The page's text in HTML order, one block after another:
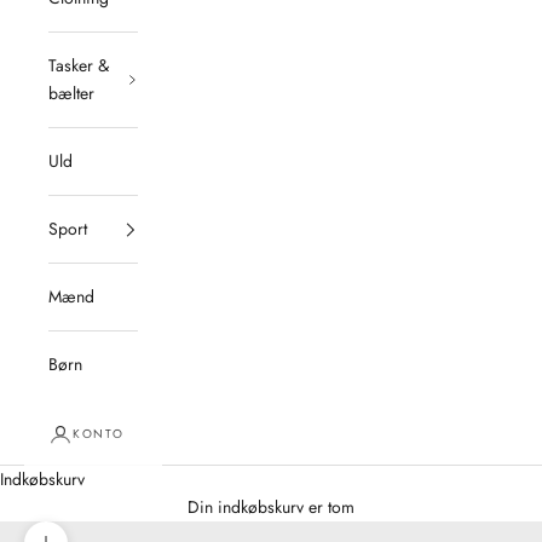
Tasker &
bælter
Uld
Sport
Mænd
Børn
KONTO
Indkøbskurv
Din indkøbskurv er tom